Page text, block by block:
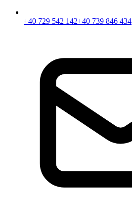
+40 729 542 142+40 739 846 434